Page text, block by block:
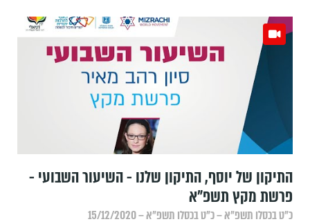
התיקון של יוסף, התיקון שלנו - השיעור השבועי -
פרשת מקץ תשפ"א
כ״ט בכסלו תשפ״א – כ״ט בכסלו תשפ״א – 15/12/2020